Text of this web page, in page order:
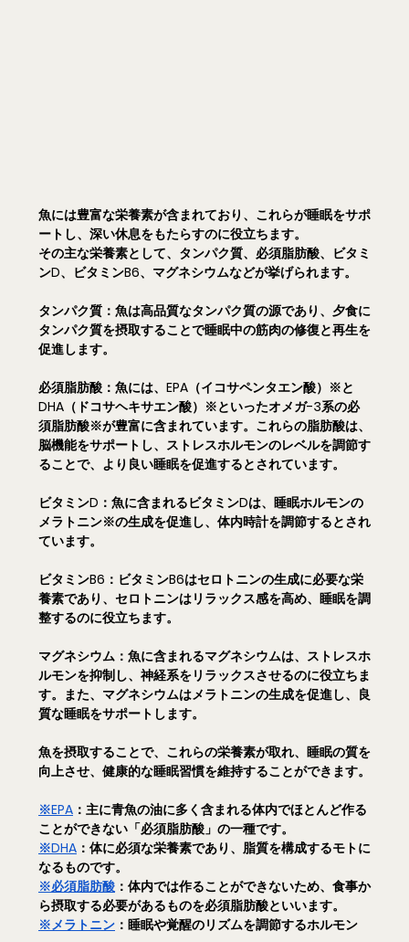
魚には豊富な栄養素が含まれており、これらが睡眠をサポ
ートし、深い休息をもたらすのに役立ちます。
その主な栄養素として、タンパク質、必須脂肪酸、ビタミ
ンD、ビタミンB6、マグネシウムなどが挙げられます。
タンパク質： 魚は高品質なタンパク質の源であり、夕食に
タンパク質を摂取することで睡眠中の筋肉の修復と再生を
促進します。
必須脂肪酸： 魚には、EPA（イコサペンタエン酸）※と
DHA（ドコサヘキサエン酸）※といったオメガ-3系の必
須脂肪酸※が豊富に含まれています。これらの脂肪酸は、
脳機能をサポートし、ストレスホルモンのレベルを調節す
ることで、より良い睡眠を促進するとされています。
ビタミンD： 魚に含まれるビタミンDは、睡眠ホルモンの
メラトニン※の生成を促進し、体内時計を調節するとされ
ています。
ビタミンB6： ビタミンB6はセロトニンの生成に必要な栄
養素であり、セロトニンはリラックス感を高め、睡眠を調
整するのに役立ちます。
マグネシウム： 魚に含まれるマグネシウムは、ストレスホ
ルモンを抑制し、神経系をリラックスさせるのに役立ちま
す。また、マグネシウムはメラトニンの生成を促進し、良
質な睡眠をサポートします。
魚を摂取することで、これらの栄養素が取れ、睡眠の質を
向上させ、健康的な睡眠習慣を維持することができます。
※EPA ：主に青魚の油に多く含まれる体内でほとんど作る
ことができない「必須脂肪酸」の一種です。
※DHA ：体に必須な栄養素であり、脂質を構成するモトに
なるものです。
※必須脂肪酸 ：体内では作ることができないため、食事か
ら摂取する必要があるものを必須脂肪酸といいます。
※メラトニン ：睡眠や覚醒のリズムを調節するホルモン